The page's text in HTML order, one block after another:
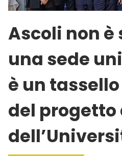
Ascoli non
una sede
è un
del